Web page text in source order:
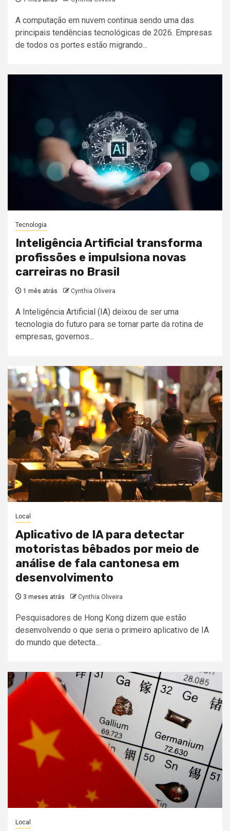
A computação em nuvem continua sendo uma das
principais tendências tecnológicas de 2026. Empresas
de todos os portes estão migrando...
Tecnologia
Inteligência Artificial transforma
profissões e impulsiona novas
carreiras no Brasil
1 mês atrás Cynthia Oliveira
A Inteligência Artificial (IA) deixou de ser uma
tecnologia do futuro para se tornar parte da rotina de
empresas, governos...
Local
Aplicativo de IA para detectar
motoristas bêbados por meio de
análise de fala cantonesa em
desenvolvimento
3 meses atrás Cynthia Oliveira
Pesquisadores de Hong Kong dizem que estão
desenvolvendo o que seria o primeiro aplicativo de IA
do mundo que detecta...
Local